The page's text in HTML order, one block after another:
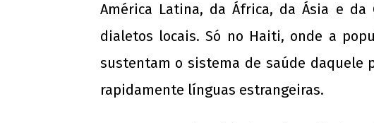
América Latina, da África, da Ásia e
dialetos locais. Só no Haiti, onde a
sustentam o sistema de saúde daquele
rapidamente línguas estrangeiras.